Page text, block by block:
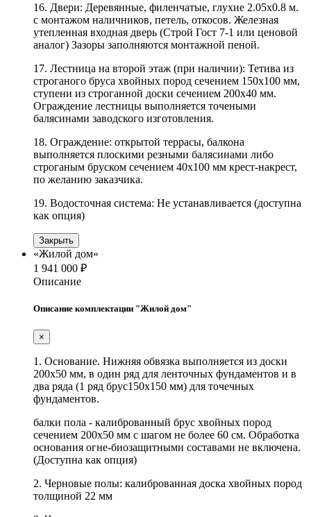
16. Двери: Деревянные, филенчатые, глухие 2.05х0.8 м.
с монтажом наличников, петель, откосов. Железная
утепленная входная дверь (Строй Гост 7-1 или ценовой
аналог) Зазоры заполняются монтажной пеной.
17. Лестница на второй этаж (при наличии): Тетива из
строганого бруса хвойных пород сечением 150х100 мм,
ступени из строганной доски сечением 200х40 мм.
Ограждение лестницы выполняется точеными
балясинами заводского изготовления.
18. Ограждение: открытой террасы, балкона
выполняется плоскими резными балясинами либо
строганым бруском сечением 40х100 мм крест-накрест,
по желанию заказчика.
19. Водосточная система: Не устанавливается (доступна
как опция)
Закрыть
«Жилой дом»
1 941 000 ₽
Описание
Описание комплектации "Жилой дом"
×
1. Основание. Нижняя обвязка выполняется из доски
200х50 мм, в один ряд для ленточных фундаментов и в
два ряда (1 ряд брус150х150 мм) для точечных
фундаментов.
балки пола - калиброванный брус хвойных пород
сечением 200х50 мм с шагом не более 60 см. Обработка
основания огне-биозащитными составами не включена.
(Доступна как опция)
2. Черновые полы: калиброванная доска хвойных пород
толщиной 22 мм